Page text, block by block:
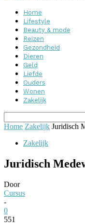
Home
Lifestyle
Beauty & mode
Reizen
Gezondheid
Dieren
Geld
Liefde
Ouders
Wonen
Zakelijk
Home Zakelijk Juridisch
Zakelijk
Juridisch
Door
Cursus
-
0
551